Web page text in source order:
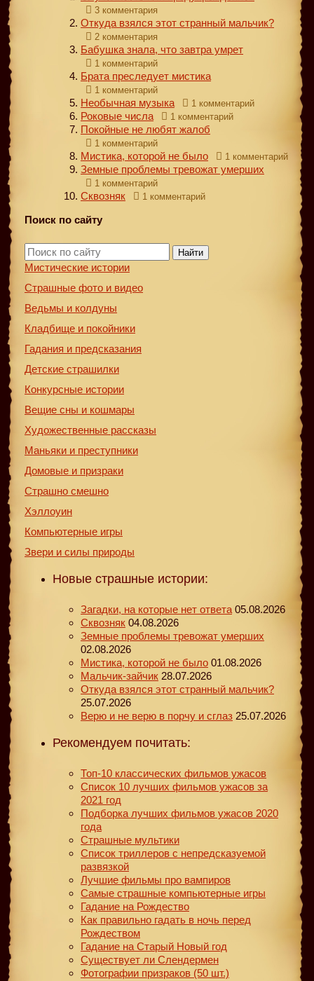
3 комментария
Откуда взялся этот странный мальчик?
2 комментария
Бабушка знала, что завтра умрет
1 комментарий
Брата преследует мистика
1 комментарий
Необычная музыка 1 комментарий
Роковые числа 1 комментарий
Покойные не любят жалоб
1 комментарий
Мистика, которой не было 1 комментарий
Земные проблемы тревожат умерших
1 комментарий
Сквозняк 1 комментарий
Поиск по сайту
Найти
Мистические истории
Страшные фото и видео
Ведьмы и колдуны
Кладбище и покойники
Гадания и предсказания
Детские страшилки
Конкурсные истории
Вещие сны и кошмары
Художественные рассказы
Маньяки и преступники
Домовые и призраки
Страшно смешно
Хэллоуин
Компьютерные игры
Звери и силы природы
Новые страшные истории:
Загадки, на которые нет ответа 05.08.2026
Сквозняк 04.08.2026
Земные проблемы тревожат умерших
02.08.2026
Мистика, которой не было 01.08.2026
Мальчик-зайчик 28.07.2026
Откуда взялся этот странный мальчик?
25.07.2026
Верю и не верю в порчу и сглаз 25.07.2026
Рекомендуем почитать:
Топ-10 классических фильмов ужасов
Список 10 лучших фильмов ужасов за
2021 год
Подборка лучших фильмов ужасов 2020
года
Страшные мультики
Список триллеров с непредсказуемой
развязкой
Лучшие фильмы про вампиров
Самые страшные компьютерные игры
Гадание на Рождество
Как правильно гадать в ночь перед
Рождеством
Гадание на Старый Новый год
Существует ли Слендермен
Фотографии призраков (50 шт.)